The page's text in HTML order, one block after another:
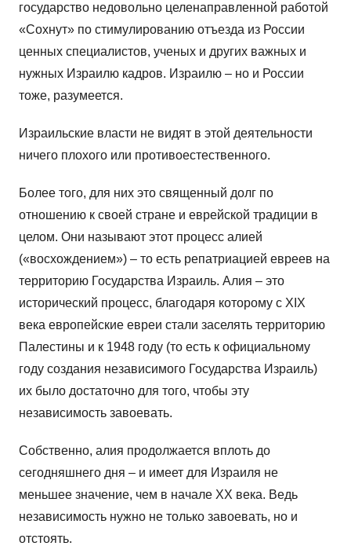
государство недовольно целенаправленной работой
«Сохнут» по стимулированию отъезда из России
ценных специалистов, ученых и других важных и
нужных Израилю кадров. Израилю – но и России
тоже, разумеется.
Израильские власти не видят в этой деятельности
ничего плохого или противоестественного.
Более того, для них это священный долг по
отношению к своей стране и еврейской традиции в
целом. Они называют этот процесс алией
(«восхождением») – то есть репатриацией евреев на
территорию Государства Израиль. Алия – это
исторический процесс, благодаря которому с XIX
века европейские евреи стали заселять территорию
Палестины и к 1948 году (то есть к официальному
году создания независимого Государства Израиль)
их было достаточно для того, чтобы эту
независимость завоевать.
Собственно, алия продолжается вплоть до
сегодняшнего дня – и имеет для Израиля не
меньшее значение, чем в начале XX века. Ведь
независимость нужно не только завоевать, но и
отстоять.